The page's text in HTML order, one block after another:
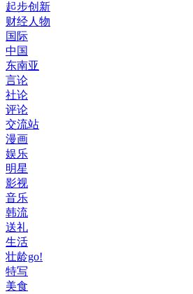
起步创新
财经人物
国际
中国
东南亚
言论
社论
评论
交流站
漫画
娱乐
明星
影视
音乐
韩流
送礼
生活
壮龄go!
特写
美食